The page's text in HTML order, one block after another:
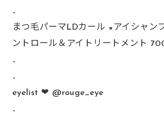
．
まつ毛パーマLDカール ×アイシャン
ントロール＆アイトリートメント
．
．
eyelist ❤︎ @rouge_eye
．